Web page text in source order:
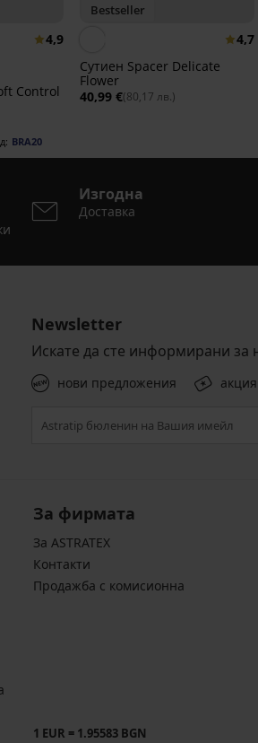
4,9
Control
BRA20
Bestseller
4,7
Сутиен Spacer Delicate
Flower
40,99 €(80,17 лв.)
Изгодна
Доставка
Newsletter
Искате да сте информирани за
нови предложения акция
За фирмата
За ASTRATEX
Контакти
Продажба с комисионна
1 EUR = 1.95583 BGN